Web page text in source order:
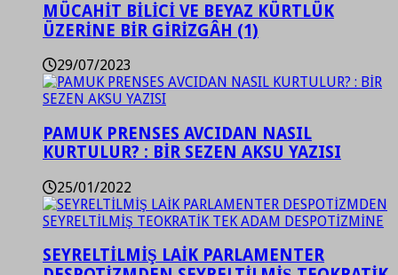
MÜCAHİT BİLİCİ VE BEYAZ KÜRTLÜK
ÜZERİNE BİR GİRİZGÂH (1)
29/07/2023
PAMUK PRENSES AVCIDAN NASIL
KURTULUR? : BİR SEZEN AKSU YAZISI
25/01/2022
SEYRELTİLMİŞ LAİK PARLAMENTER